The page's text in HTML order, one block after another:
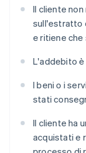
Il cliente
sull'estratto
e ritiene
L'addebito
I beni o i
stati
Il cliente ha
acquistati e